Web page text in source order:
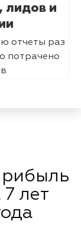
лидов и
отчеты раз
потрачено
лет